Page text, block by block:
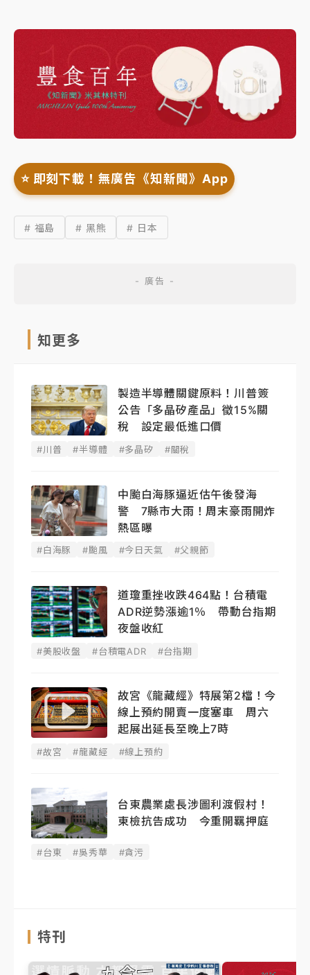
⭐️ 即刻下載！無廣告《知新聞》App
# 福島 # 黑熊 # 日本
知更多
製造半導體關鍵原料！川普簽
公告「多晶矽產品」徵15%關
稅 設定最低進口價
#川普 #半導體 #多晶矽 #關稅
中颱白海豚逼近估午後發海
警 7縣市大雨！周末豪雨開炸
熱區曝
#白海豚 #颱風 #今日天氣 #父親節
道瓊重挫收跌464點！台積電
ADR逆勢漲逾1％ 帶動台指期
夜盤收紅
#美股收盤 #台積電ADR #台指期
故宮《龍藏經》特展第2檔！今
線上預約開賣一度塞車 周六
起展出延長至晚上7時
#故宮 #龍藏經 #線上預約
台東農業處長涉圖利渡假村！
東檢抗告成功 今重開羈押庭
#台東 #吳秀華 #貪污
特刊